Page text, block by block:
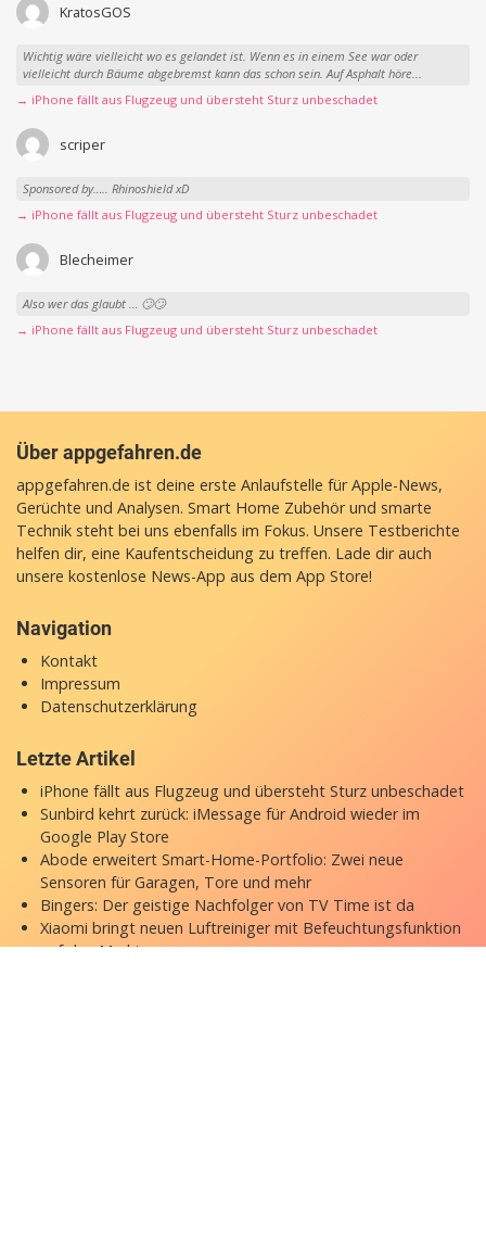
KratosGOS
Wichtig wäre vielleicht wo es gelandet ist. Wenn es in einem See war oder
vielleicht durch Bäume abgebremst kann das schon sein. Auf Asphalt höre...
→ iPhone fällt aus Flugzeug und übersteht Sturz unbeschadet
scriper
Sponsored by….. Rhinoshield xD
→ iPhone fällt aus Flugzeug und übersteht Sturz unbeschadet
Blecheimer
Also wer das glaubt … 🙄🙄
→ iPhone fällt aus Flugzeug und übersteht Sturz unbeschadet
Über appgefahren.de
appgefahren.de ist deine erste Anlaufstelle für Apple-News,
Gerüchte und Analysen. Smart Home Zubehör und smarte
Technik steht bei uns ebenfalls im Fokus. Unsere Testberichte
helfen dir, eine Kaufentscheidung zu treffen. Lade dir auch
unsere kostenlose News-App aus dem App Store!
Navigation
Kontakt
Impressum
Datenschutzerklärung
Letzte Artikel
iPhone fällt aus Flugzeug und übersteht Sturz unbeschadet
Sunbird kehrt zurück: iMessage für Android wieder im
Google Play Store
Abode erweitert Smart-Home-Portfolio: Zwei neue
Sensoren für Garagen, Tore und mehr
Bingers: Der geistige Nachfolger von TV Time ist da
Xiaomi bringt neuen Luftreiniger mit Befeuchtungsfunktion
auf den Markt